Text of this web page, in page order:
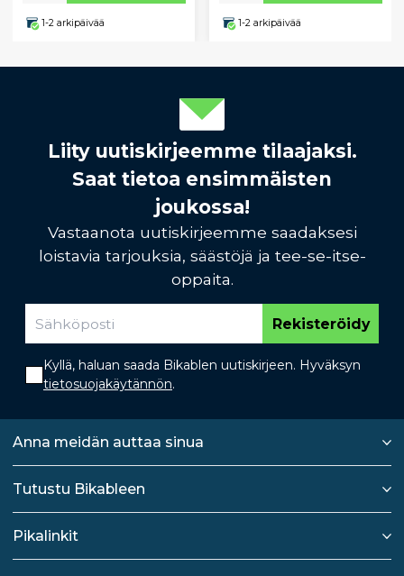
1-2 arkipäivää 1-2 arkipäivää
Liity uutiskirjeemme tilaajaksi.
Saat tietoa ensimmäisten
joukossa!
Vastaanota uutiskirjeemme saadaksesi
loistavia tarjouksia, säästöjä ja tee-se-itse-
oppaita.
Rekisteröidy
Kyllä, haluan saada Bikablen uutiskirjeen. Hyväksyn
tietosuojakäytännön.
Anna meidän auttaa sinua
Tutustu Bikableen
Pikalinkit